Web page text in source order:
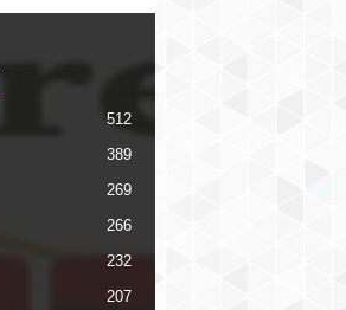
512
389
269
266
232
207